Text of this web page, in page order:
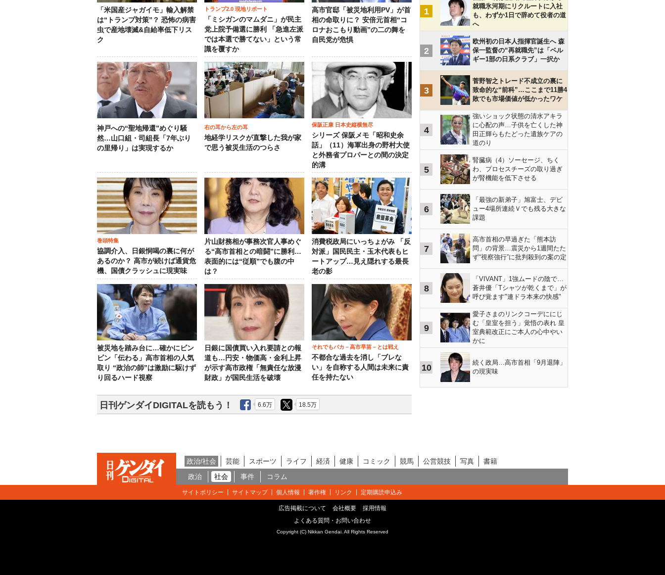
「米国産ジャガイモ」輸入解禁
は“トランプ対策”？ 恐怖の病害
虫で産地壊滅&自給率低下リス
ク
トランプ2.0 現地リポート
「ミシガンのマムダニ」が民主
党上院予備選に勝利 「急進左派
では本選で勝てない」という常
識を覆すか
高市官邸「被災地利用PV」が首
相の命取りに？ 安倍元首相“コ
ロナおこもり動画”の二の舞を
自民党が危惧
神戸への“聖地帰還”めぐり騒
然…山口組・司組長「7年ぶり
の里帰り」は実現するか
右の耳から左の耳
地経学リスクが直撃した我が家
で思う被災生活のつらさ
保阪正康 日本史縦横無尽
シリーズ 保阪メモ「昭和史余
話」（11）海軍出身の野村大使
と外務省プロパーとの間の決定
的溝
巻頭特集
協調介入、日銀恫喝の裏に何が
あるのか？ 高市が続けば通貨危
機、国債クラッシュに現実味
片山財務相が事務次官人事めぐ
る“高市首相との暗闘”に勝利…
表面的には“従順”でも腹の中
は？
消費税政局にいっちょがみ 「反
対派」国民民主・玉木代表もヒ
ートアップ…見え隠れする最長
老の影
被災地を踏み台に…確かにビン
ビン「伝わる」高市首相の人気
取り “政治の師”は激励に駆けず
り回るハード視察
日銀に国債買い入れ要請との報
道も…円安・物価高・金利上昇
が示す高市政権「無責任な放漫
財政」が国民生活を破壊
それでもバカ－高市早苗－とは戦え
不都合な過去を消し「ブレな
い」を自称する人間は未来に責
任を持たない
日刊ゲンダイDIGITALを読もう！ 6.6万 18.5万
1
就職氷河期にリクルートに入社
も、わずか1日で辞めて役者の道
へ
2
欧州初の日本人指揮官誕生へ 森
保一監督の“再就職先”は「ベル
ギー1部の日系クラブ」一択か
3
菅野智之トレード不成立の裏に
致命的な“前科”…ここまで11勝4
敗でも市場価値が低かったワケ
4
強いショック状態の清水アキラ
に心配の声…子供を亡くした神
田正輝らもたどった遺族ケアの
道のり
5
腎臓病（4）ソーセージ、ちく
わ、プロセスチーズの取り過ぎ
が腎機能を低下させる
6
「最強の新弟子」旭富士、デビ
ュー4場所連続Ｖでも残る大きな
課題
7
高市首相の早過ぎた「熊本訪
問」の背景…震災から1週間たた
ず“視察強行”に批判殺到の案の定
8
「VIVANT」1強ムードの陰で…
蒼井優「Tシャツが乾くまで」が
呼び覚ます"連ドラ本来の快感"
9
愛子さまのリンクコーデににじ
む「皇室を担う」覚悟の表れ 皇
室典範改正にご本人の心中やい
かに
10
続く政局…高市首相「9月退陣」
の現実味
政治/社会 芸能 スポーツ ライフ 経済 健康 コミック 競馬 公営競技 写真
書籍
政治
社会 事件 コラム
サイトポリシー サイトマップ 個人情報 著作権 リンク 定期購読申込み
広告掲載について 会社概要
採用情報
よくある質問・お問い合わせ
Copyright (C) Nikkan Gendai. All Rights Reserved